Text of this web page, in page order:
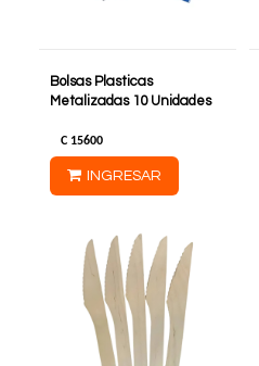
Bolsas Plasticas
Metalizadas 10 Unidades
C 15600
INGRESAR